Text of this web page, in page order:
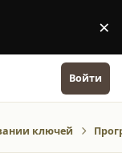
×
Войти
ключей